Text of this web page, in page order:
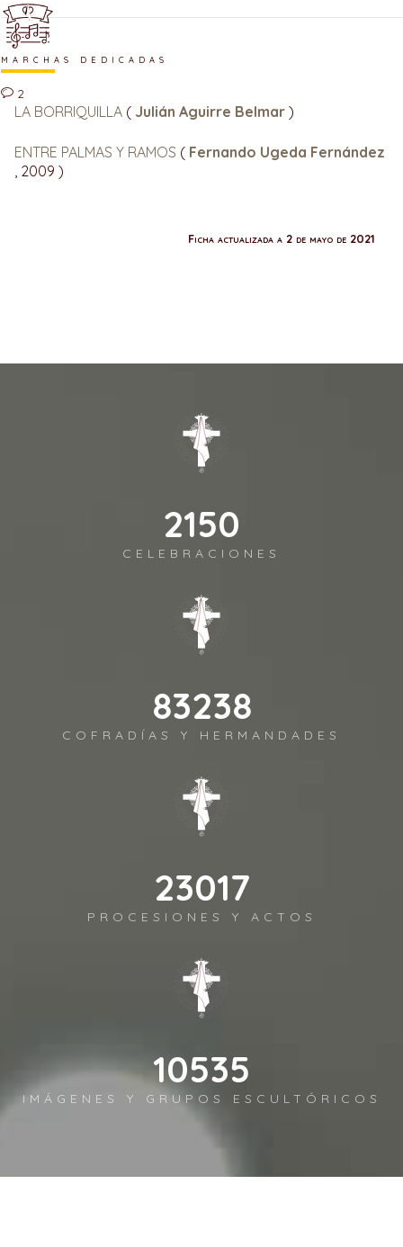
MARCHAS DEDICADAS
2
LA BORRIQUILLA ( Julián Aguirre Belmar )
ENTRE PALMAS Y RAMOS ( Fernando Ugeda Fernández
, 2009 )
Ficha actualizada a 2 de mayo de 2021
2395
CELEBRACIONES
92697
COFRADÍAS Y HERMANDADES
25632
PROCESIONES Y ACTOS
11732
IMÁGENES Y GRUPOS ESCULTÓRICOS